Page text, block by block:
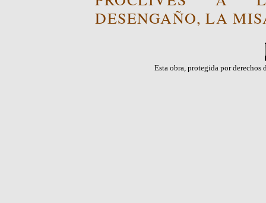
DESENGAÑO, LA
Esta obra, protegida por derechos